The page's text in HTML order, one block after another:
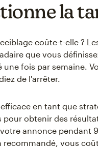
la
coûte-t-elle ?
que vous
fois par semaine.
de l'arrêter.
en tant que
obtenir des
annonce pendant
vous